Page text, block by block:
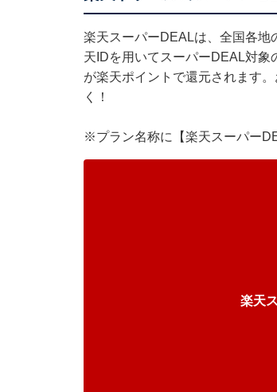
楽天スーパーDEALは、全国各地
天IDを用いてスーパーDEAL対象
が楽天ポイントで還元されます
く！
※プラン名称に【楽天スーパー
楽天